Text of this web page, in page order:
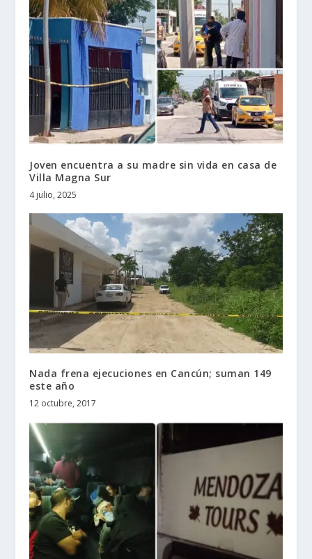
Joven encuentra a su madre sin vida en casa de
Villa Magna Sur
4 julio, 2025
Nada frena ejecuciones en Cancún; suman 149
este año
12 octubre, 2017